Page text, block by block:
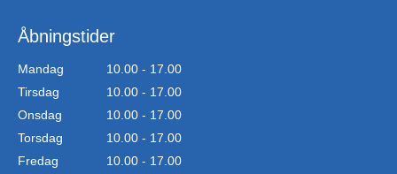
Åbningstider
Mandag
10.00 - 17.00
Tirsdag
10.00 - 17.00
Onsdag
10.00 - 17.00
Torsdag
10.00 - 17.00
Fredag
10.00 - 17.00